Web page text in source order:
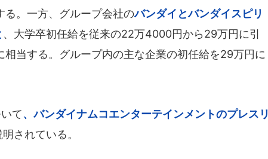
る。一方、グループ会社のバンダイとバンダイスピリ
、大学卒初任給を従来の22万4000円から29万円に引
相当する。グループ内の主な企業の初任給を29万円に
て、バンダイナムコエンターテインメントのプレスリ
されている。